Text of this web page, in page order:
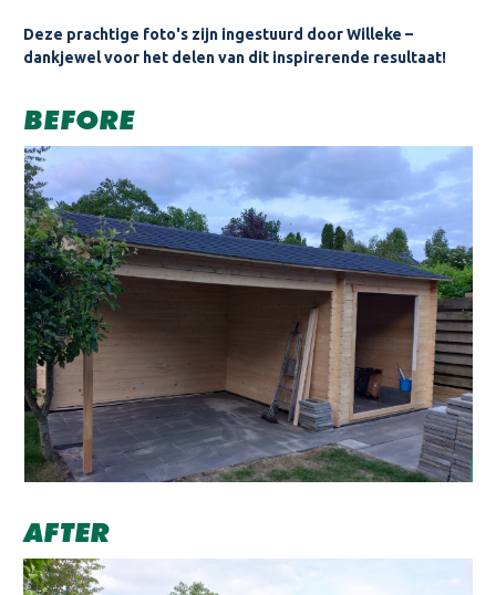
Deze prachtige foto's zijn ingestuurd door Willeke –
dankjewel voor het delen van dit inspirerende resultaat!
BEFORE
AFTER